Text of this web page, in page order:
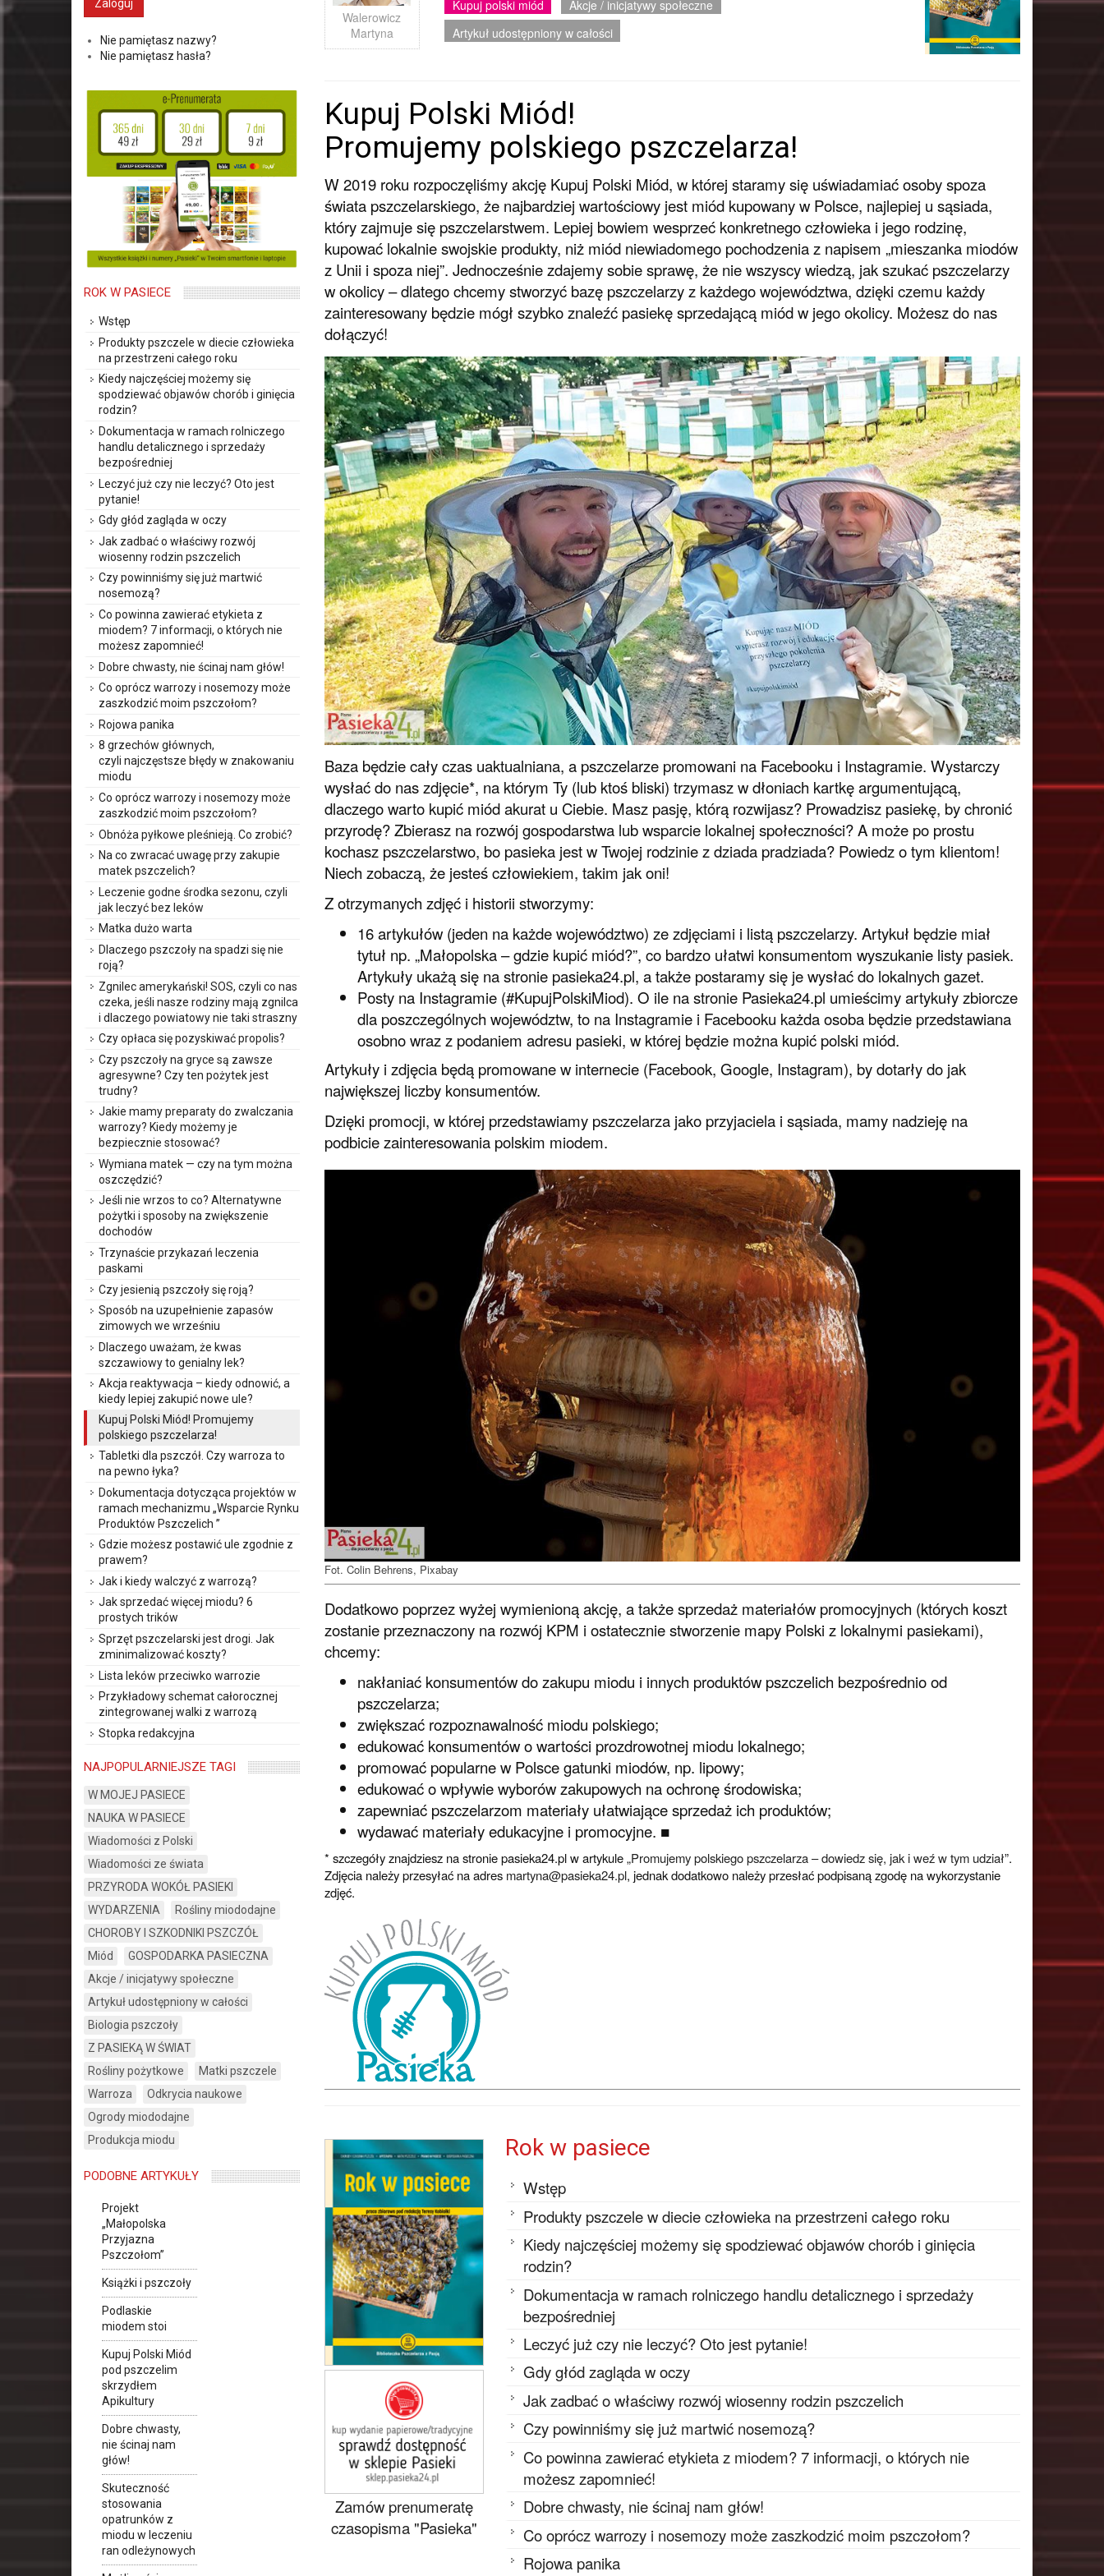
Walerowicz
Martyna
Kupuj polski miód
Akcje / inicjatywy społeczne
Artykuł udostępniony w całości
Kupuj Polski Miód!
Promujemy polskiego pszczelarza!
W 2019 roku rozpoczęliśmy akcję Kupuj Polski Miód, w której staramy się uświadamiać osoby spoza
świata pszczelarskiego, że najbardziej wartościowy jest miód kupowany w Polsce, najlepiej u sąsiada,
który zajmuje się pszczelarstwem. Lepiej bowiem wesprzeć konkretnego człowieka i jego rodzinę,
kupować lokalnie swojskie produkty, niż miód niewiadomego pochodzenia z napisem „mieszanka miodów
z Unii i spoza niej”. Jednocześnie zdajemy sobie sprawę, że nie wszyscy wiedzą, jak szukać pszczelarzy
w okolicy – dlatego chcemy stworzyć bazę pszczelarzy z każdego województwa, dzięki czemu każdy
zainteresowany będzie mógł szybko znaleźć pasiekę sprzedającą miód w jego okolicy. Możesz do nas
dołączyć!
Baza będzie cały czas uaktualniana, a pszczelarze promowani na Facebooku i Instagramie. Wystarczy
wysłać do nas zdjęcie*, na którym Ty (lub ktoś bliski) trzymasz w dłoniach kartkę argumentującą,
dlaczego warto kupić miód akurat u Ciebie. Masz pasję, którą rozwijasz? Prowadzisz pasiekę, by chronić
przyrodę? Zbierasz na rozwój gospodarstwa lub wsparcie lokalnej społeczności? A może po prostu
kochasz pszczelarstwo, bo pasieka jest w Twojej rodzinie z dziada pradziada? Powiedz o tym klientom!
Niech zobaczą, że jesteś człowiekiem, takim jak oni!
Z otrzymanych zdjęć i historii stworzymy:
16 artykułów (jeden na każde województwo) ze zdjęciami i listą pszczelarzy. Artykuł będzie miał
tytuł np. „Małopolska – gdzie kupić miód?”, co bardzo ułatwi konsumentom wyszukanie listy pasiek.
Artykuły ukażą się na stronie pasieka24.pl, a także postaramy się je wysłać do lokalnych gazet.
Posty na Instagramie (#KupujPolskiMiod). O ile na stronie Pasieka24.pl umieścimy artykuły zbiorcze
dla poszczególnych województw, to na Instagramie i Facebooku każda osoba będzie przedstawiana
osobno wraz z podaniem adresu pasieki, w której będzie można kupić polski miód.
Artykuły i zdjęcia będą promowane w internecie (Facebook, Google, Instagram), by dotarły do jak
największej liczby konsumentów.
Dzięki promocji, w której przedstawiamy pszczelarza jako przyjaciela i sąsiada, mamy nadzieję na
podbicie zainteresowania polskim miodem.
Fot. Colin Behrens, Pixabay
Dodatkowo poprzez wyżej wymienioną akcję, a także sprzedaż materiałów promocyjnych (których koszt
zostanie przeznaczony na rozwój KPM i ostatecznie stworzenie mapy Polski z lokalnymi pasiekami),
chcemy:
nakłaniać konsumentów do zakupu miodu i innych produktów pszczelich bezpośrednio od
pszczelarza;
zwiększać rozpoznawalność miodu polskiego;
edukować konsumentów o wartości prozdrowotnej miodu lokalnego;
promować popularne w Polsce gatunki miodów, np. lipowy;
edukować o wpływie wyborów zakupowych na ochronę środowiska;
zapewniać pszczelarzom materiały ułatwiające sprzedaż ich produktów;
wydawać materiały edukacyjne i promocyjne. ■
* szczegóły znajdziesz na stronie pasieka24.pl w artykule „Promujemy polskiego pszczelarza – dowiedz się, jak i weź w tym udział”.
Zdjęcia należy przesyłać na adres martyna@pasieka24.pl, jednak dodatkowo należy przesłać podpisaną zgodę na wykorzystanie
zdjęć.
Zamów prenumeratę
czasopisma "Pasieka"
Rok w pasiece
Wstęp
Produkty pszczele w diecie człowieka na przestrzeni całego roku
Kiedy najczęściej możemy się spodziewać objawów chorób i ginięcia
rodzin?
Dokumentacja w ramach rolniczego handlu detalicznego i sprzedaży
bezpośredniej
Leczyć już czy nie leczyć? Oto jest pytanie!
Gdy głód zagląda w oczy
Jak zadbać o właściwy rozwój wiosenny rodzin pszczelich
Czy powinniśmy się już martwić nosemozą?
Co powinna zawierać etykieta z miodem? 7 informacji, o których nie
możesz zapomnieć!
Dobre chwasty, nie ścinaj nam głów!
Co oprócz warrozy i nosemozy może zaszkodzić moim pszczołom?
Rojowa panika
Nie pamiętasz nazwy?
Nie pamiętasz hasła?
ROK W PASIECE
Wstęp
Produkty pszczele w diecie człowieka
na przestrzeni całego roku
Kiedy najczęściej możemy się
spodziewać objawów chorób i ginięcia
rodzin?
Dokumentacja w ramach rolniczego
handlu detalicznego i sprzedaży
bezpośredniej
Leczyć już czy nie leczyć? Oto jest
pytanie!
Gdy głód zagląda w oczy
Jak zadbać o właściwy rozwój
wiosenny rodzin pszczelich
Czy powinniśmy się już martwić
nosemozą?
Co powinna zawierać etykieta z
miodem? 7 informacji, o których nie
możesz zapomnieć!
Dobre chwasty, nie ścinaj nam głów!
Co oprócz warrozy i nosemozy może
zaszkodzić moim pszczołom?
Rojowa panika
8 grzechów głównych,
czyli najczęstsze błędy w znakowaniu
miodu
Co oprócz warrozy i nosemozy może
zaszkodzić moim pszczołom?
Obnóża pyłkowe pleśnieją. Co zrobić?
Na co zwracać uwagę przy zakupie
matek pszczelich?
Leczenie godne środka sezonu, czyli
jak leczyć bez leków
Matka dużo warta
Dlaczego pszczoły na spadzi się nie
roją?
Zgnilec amerykański! SOS, czyli co nas
czeka, jeśli nasze rodziny mają zgnilca
i dlaczego powiatowy nie taki straszny
Czy opłaca się pozyskiwać propolis?
Czy pszczoły na gryce są zawsze
agresywne? Czy ten pożytek jest
trudny?
Jakie mamy preparaty do zwalczania
warrozy? Kiedy możemy je
bezpiecznie stosować?
Wymiana matek — czy na tym można
oszczędzić?
Jeśli nie wrzos to co? Alternatywne
pożytki i sposoby na zwiększenie
dochodów
Trzynaście przykazań leczenia
paskami
Czy jesienią pszczoły się roją?
Sposób na uzupełnienie zapasów
zimowych we wrześniu
Dlaczego uważam, że kwas
szczawiowy to genialny lek?
Akcja reaktywacja – kiedy odnowić, a
kiedy lepiej zakupić nowe ule?
Kupuj Polski Miód! Promujemy
polskiego pszczelarza!
Tabletki dla pszczół. Czy warroza to
na pewno łyka?
Dokumentacja dotycząca projektów w
ramach mechanizmu „Wsparcie Rynku
Produktów Pszczelich ”
Gdzie możesz postawić ule zgodnie z
prawem?
Jak i kiedy walczyć z warrozą?
Jak sprzedać więcej miodu? 6
prostych trików
Sprzęt pszczelarski jest drogi. Jak
zminimalizować koszty?
Lista leków przeciwko warrozie
Przykładowy schemat całorocznej
zintegrowanej walki z warrozą
Stopka redakcyjna
NAJPOPULARNIEJSZE TAGI
W MOJEJ PASIECE
NAUKA W PASIECE
Wiadomości z Polski
Wiadomości ze świata
PRZYRODA WOKÓŁ PASIEKI
WYDARZENIA
Rośliny miododajne
CHOROBY I SZKODNIKI PSZCZÓŁ
Miód
GOSPODARKA PASIECZNA
Akcje / inicjatywy społeczne
Artykuł udostępniony w całości
Biologia pszczoły
Z PASIEKĄ W ŚWIAT
Rośliny pożytkowe
Matki pszczele
Warroza
Odkrycia naukowe
Ogrody miododajne
Produkcja miodu
PODOBNE ARTYKUŁY
Projekt
„Małopolska
Przyjazna
Pszczołom”
Książki i pszczoły
Podlaskie
miodem stoi
Kupuj Polski Miód
pod pszczelim
skrzydłem
Apikultury
Dobre chwasty,
nie ścinaj nam
głów!
Skuteczność
stosowania
opatrunków z
miodu w leczeniu
ran odleżynowych